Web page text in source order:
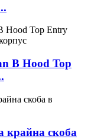
B Hood Top
крайна скоба